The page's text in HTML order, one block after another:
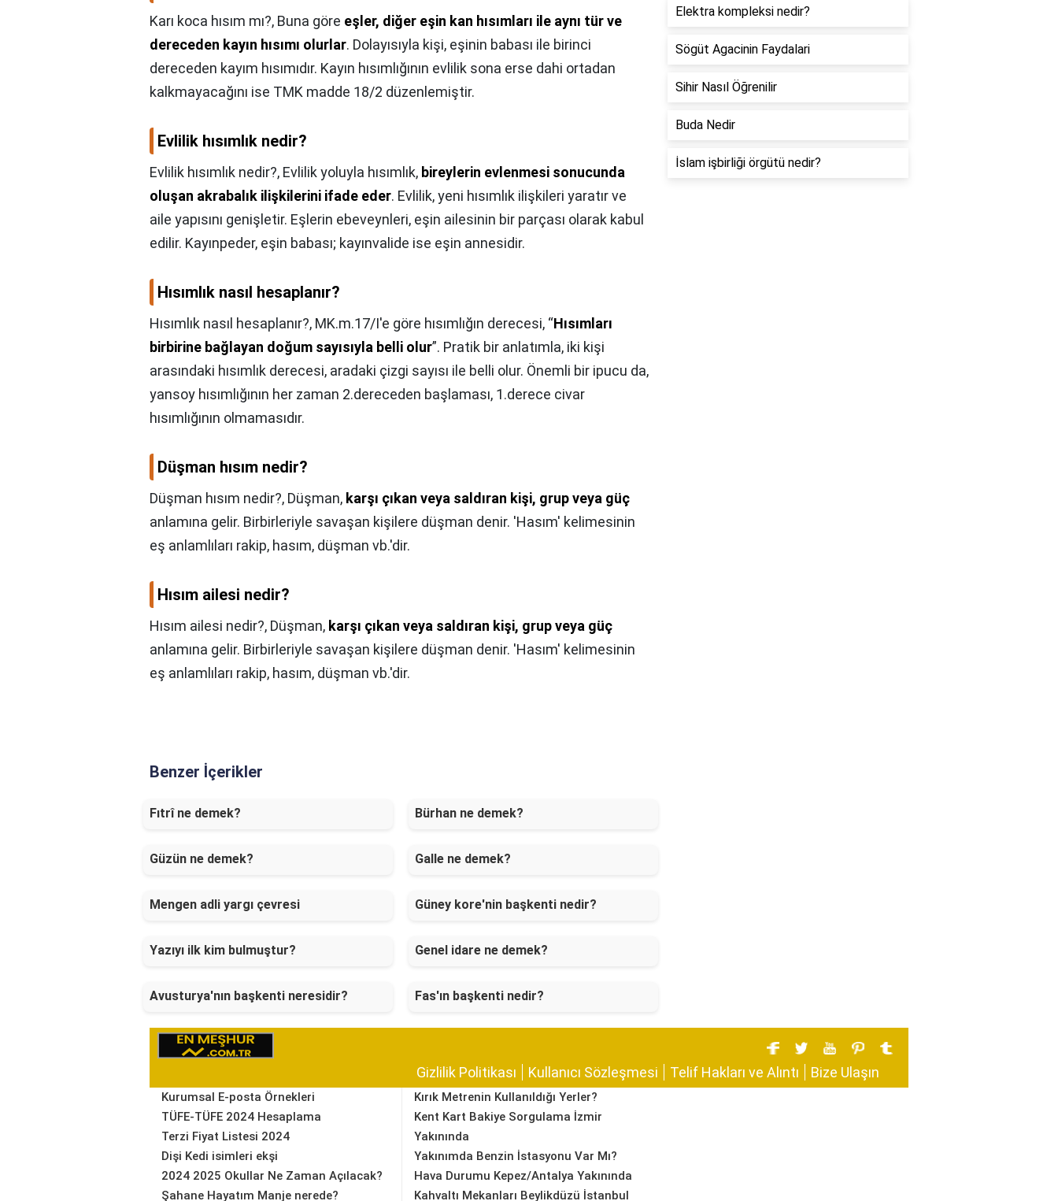
Karı koca hısım mı?, Buna göre eşler, diğer eşin kan hısımları ile aynı tür ve
dereceden kayın hısımı olurlar. Dolayısıyla kişi, eşinin babası ile birinci
dereceden kayım hısımıdır. Kayın hısımlığının evlilik sona erse dahi ortadan
kalkmayacağını ise TMK madde 18/2 düzenlemiştir.
Evlilik hısımlık nedir?
Evlilik hısımlık nedir?, Evlilik yoluyla hısımlık, bireylerin evlenmesi sonucunda
oluşan akrabalık ilişkilerini ifade eder. Evlilik, yeni hısımlık ilişkileri yaratır ve
aile yapısını genişletir. Eşlerin ebeveynleri, eşin ailesinin bir parçası olarak kabul
edilir. Kayınpeder, eşin babası; kayınvalide ise eşin annesidir.
Hısımlık nasıl hesaplanır?
Hısımlık nasıl hesaplanır?, MK.m.17/I'e göre hısımlığın derecesi, “Hısımları
birbirine bağlayan doğum sayısıyla belli olur”. Pratik bir anlatımla, iki kişi
arasındaki hısımlık derecesi, aradaki çizgi sayısı ile belli olur. Önemli bir ipucu da,
yansoy hısımlığının her zaman 2.dereceden başlaması, 1.derece civar
hısımlığının olmamasıdır.
Düşman hısım nedir?
Düşman hısım nedir?, Düşman, karşı çıkan veya saldıran kişi, grup veya güç
anlamına gelir. Birbirleriyle savaşan kişilere düşman denir. 'Hasım' kelimesinin
eş anlamlıları rakip, hasım, düşman vb.'dir.
Hısım ailesi nedir?
Hısım ailesi nedir?, Düşman, karşı çıkan veya saldıran kişi, grup veya güç
anlamına gelir. Birbirleriyle savaşan kişilere düşman denir. 'Hasım' kelimesinin
eş anlamlıları rakip, hasım, düşman vb.'dir.
Benzer İçerikler
Fıtrî ne demek? Bürhan ne demek?
Güzün ne demek? Galle ne demek?
Mengen adli yargı çevresi Güney kore'nin başkenti nedir?
Yazıyı ilk kim bulmuştur? Genel idare ne demek?
Avusturya'nın başkenti neresidir? Fas'ın başkenti nedir?
Elektra kompleksi nedir?
Sögüt Agacinin Faydalari
Sihir Nasıl Öğrenilir
Buda Nedir
İslam işbirliği örgütü nedir?
Gizlilik Politikası Kullanıcı Sözleşmesi Telif Hakları ve Alıntı Bize Ulaşın
Kurumsal E-posta Örnekleri
TÜFE-TÜFE 2024 Hesaplama
Terzi Fiyat Listesi 2024
Dişi Kedi isimleri ekşi
2024 2025 Okullar Ne Zaman Açılacak?
Şahane Hayatım Manje nerede?
Kırık Metrenin Kullanıldığı Yerler?
Kent Kart Bakiye Sorgulama İzmir
Yakınında
Yakınımda Benzin İstasyonu Var Mı?
Hava Durumu Kepez/Antalya Yakınında
Kahvaltı Mekanları Beylikdüzü İstanbul